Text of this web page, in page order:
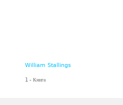
William Stallings
1 - Книга